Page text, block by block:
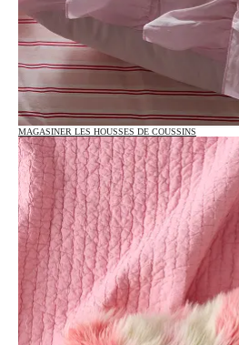
MAGASINER LES HOUSSES DE COUSSINS